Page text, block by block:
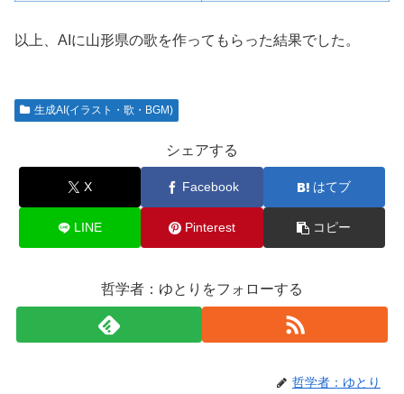
以上、AIに山形県の歌を作ってもらった結果でした。
生成AI(イラスト・歌・BGM)
シェアする
X Facebook はてブ
LINE Pinterest コピー
哲学者：ゆとりをフォローする
哲学者：ゆとり